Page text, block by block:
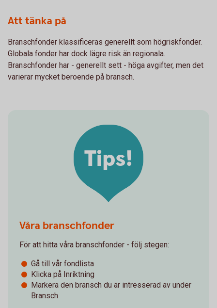
Att tänka på
Branschfonder klassificeras generellt som högriskfonder.
Globala fonder har dock lägre risk än regionala.
Branschfonder har - generellt sett - höga avgifter, men det
varierar mycket beroende på bransch.
Våra branschfonder
För att hitta våra branschfonder - följ stegen:
Gå till vår fondlista
Klicka på Inriktning
Markera den bransch du är intresserad av under
Bransch
Tips!